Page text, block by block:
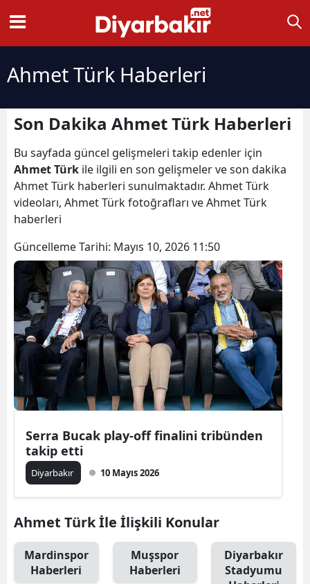
Ahmet Türk Haberleri
Son Dakika Ahmet Türk Haberleri
Bu sayfada güncel gelişmeleri takip edenler için
Ahmet Türk ile ilgili en son gelişmeler ve son dakika
Ahmet Türk haberleri sunulmaktadır. Ahmet Türk
videoları, Ahmet Türk fotoğrafları ve Ahmet Türk
haberleri
Güncelleme Tarihi: Mayıs 10, 2026 11:50
Serra Bucak play-off finalini tribünden
takip etti
Diyarbakır 10 Mayıs 2026
Ahmet Türk İle İlişkili Konular
Mardinspor
Haberleri
Muşspor
Haberleri
Diyarbakır
Stadyumu